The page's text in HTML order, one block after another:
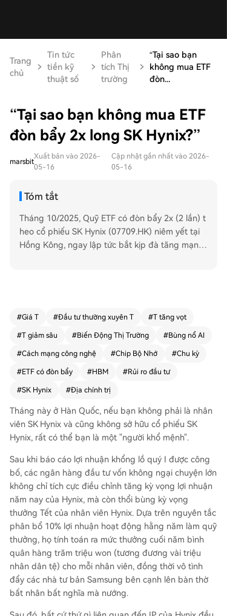
Trang
chủ
Tin tức
tiền kỹ
thuật số
Phân
tích Thị
trường
“Tại sao bạn
không mua ETF
đòn...
“Tại sao bạn không mua ETF
đòn bẩy 2x long SK Hynix?”
marsbit
Xuất bản vào 2026-
05-16
Cập nhật gần nhất vào 2026-
05-16
Tóm tắt
Tháng 10/2025, Quỹ ETF có đòn bẩy 2x (2 lần) t
heo cổ phiếu SK Hynix (07709.HK) niêm yết tại
Hồng Kông, ngay lập tức bắt kịp đà tăng mạnh
Sức hút của quỹ này đến từ việc SK Hynix, nhà c
từ cơn khát chip nhớ AI, đạt lợi nhuận kỷ lục. Tuy
nhiên, ETF đòn bẩy hàng ngày bộc lộ rủi ro lớn t
2026, khi địa chính trị tại eo biển Hormuz gây bấ
t ổn và cổ phiếu Hynix dao động mạnh, cơ chế t
ái cân bằng đòn bẩy hàng ngày đã tạo ra "tổn h
ao do biến động", khiến mức sụt giảm thực tế củ
a quỹ vượt xa gấp đôi mức sụt giảm của cổ phiế
sức, ngành chip nhớ vẫn mang đặc tính chu kỳ s
âu sắc. Lợi nhuận siêu ngạch hiện tại từ HBM có
thể thúc đẩy các đối thủ như Samsung hay Micr
on đẩy mạnh R&D, phá vỡ thế độc quyền và làm
giảm khan hiếm. Đồng thời, nhu cầu cuối cùng p
hụ thuộc vào chi tiêu vốn (Capex) khổng lồ cho
AI của các đại gia công nghệ, một yếu tố dễ biế
n động. Tóm lại, câu chuyện của quỹ ETF 2x SK
Hynix là một minh họa cho sự giao thoa giữa mộ
t cuộc cách mạng công nghiệp tốc độ chưa từn
g có (AI) và những ràng buộc vĩ mô, địa chính trị
#Giá T #Đầu tư thường xuyên T #T tăng vọt
#T giảm sâu #Biến Động Thị Trường #Bùng nổ AI
#Cách mạng công nghệ #Chip Bộ Nhớ #Chu kỳ
#ETF có đòn bẩy #HBM #Rủi ro đầu tư
#SK Hynix #Địa chính trị
Tháng này ở Hàn Quốc, nếu bạn không phải là nhân
viên SK Hynix và cũng không sở hữu cổ phiếu SK
Hynix, rất có thể bạn là một "người khổ mệnh".
Sau khi báo cáo lợi nhuận khổng lồ quý I được công
bố, các ngân hàng đầu tư vốn không ngại chuyện lớn
không chỉ tích cực điều chỉnh tăng kỳ vọng lợi nhuận
năm nay của Hynix, mà còn thổi bùng kỳ vọng
thưởng Tết của nhân viên Hynix. Dựa trên nguyên tắc
phân bổ 10% lợi nhuận hoạt động hằng năm làm quỹ
thưởng, họ tính toán ra mức thưởng cuối năm bình
quân hàng trăm triệu won (tương đương vài triệu
nhân dân tệ) cho mỗi nhân viên, đồng thời vô tình
đẩy các nhà tư bản Samsung bên cạnh lên bàn thờ
bất nhân bất nghĩa mà nướng.